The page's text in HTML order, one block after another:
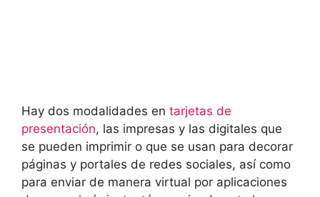
Hay dos modalidades en tarjetas de
presentación, las impresas y las digitales que
se pueden imprimir o que se usan para decorar
páginas y portales de redes sociales, así como
para enviar de manera virtual por aplicaciones